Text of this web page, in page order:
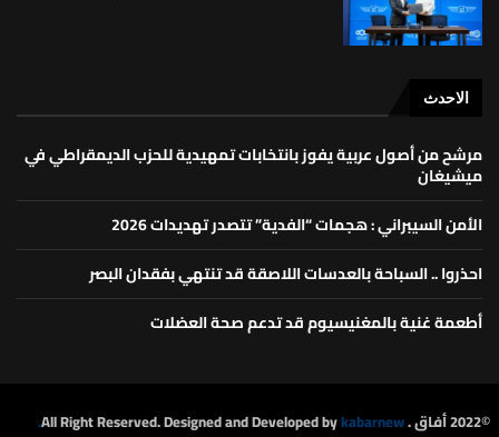
الاحدث
مرشح من أصول عربية يفوز بانتخابات تمهيدية للحزب الديمقراطي في
ميشيغان
الأمن السيبراني : هجمات “الفدية” تتصدر تهديدات 2026
احذروا .. السباحة بالعدسات اللاصقة قد تنتهي بفقدان البصر
أطعمة غنية بالمغنيسيوم قد تدعم صحة العضلات
©2022 أفاق . All Right Reserved. Designed and Developed by kabarnew.